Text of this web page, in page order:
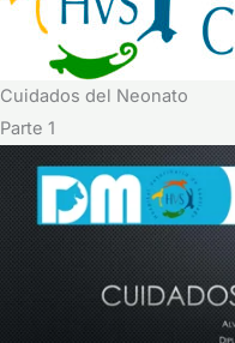
Cuidados del Neonato
Parte 1